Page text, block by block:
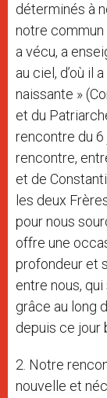
déterminés à
notre commun
a vécu, a
au ciel, d’où il
naissante »
et du
rencontre du
rencontre,
et de
les deux
pour nous
offre une
profondeur et
entre nous,
grâce au long
depuis ce jour
2. Notre
nouvelle et